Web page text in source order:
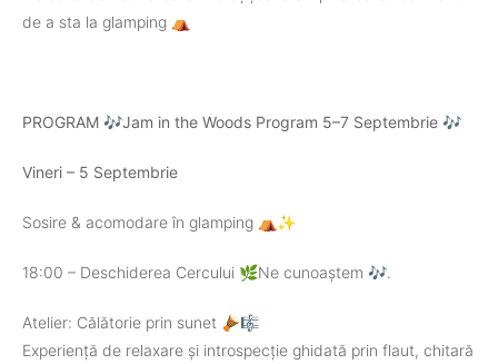
de a sta la glamping ⛺
PROGRAM 🎶Jam in the Woods Program 5–7 Septembrie 🎶
Vineri – 5 Septembrie
Sosire & acomodare în glamping ⛺✨
18:00 – Deschiderea Cercului 🌿Ne cunoaștem 🎶.
Atelier: Călătorie prin sunet 🪘🎼
Experiență de relaxare și introspecție ghidată prin flaut, chitară